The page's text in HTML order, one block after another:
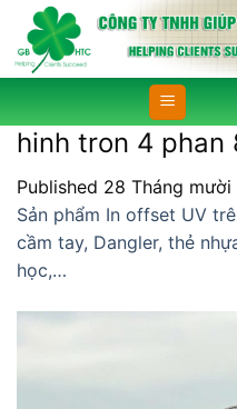
Skip
content
hinh tron 4 phan
Published 28 Tháng
Sản phẩm In offset UV
cầm tay, Dangler, thẻ
học,…